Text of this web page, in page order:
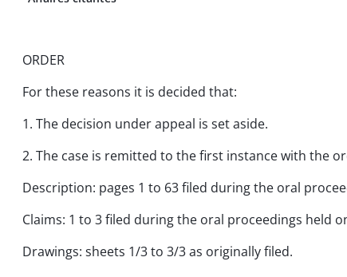
ORDER
For these reasons it is decided that:
1. The decision under appeal is set aside.
2. The case is remitted to the first instance with the
Description: pages 1 to 63 filed during the oral
Claims: 1 to 3 filed during the oral proceedings held
Drawings: sheets 1/3 to 3/3 as originally filed.